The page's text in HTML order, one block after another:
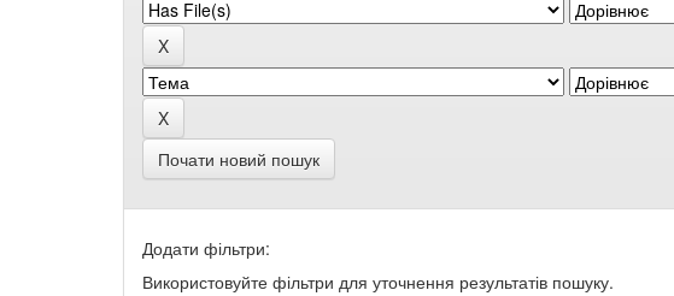
Почати новий пошук
Додати фільтри:
Використовуйте фільтри для уточнення результатів пошуку.